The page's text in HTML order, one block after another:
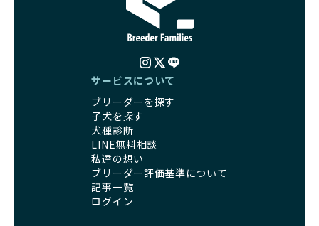
遺伝的なリスクを最小限に抑えた繁殖計画、栄養バランスが
考えられた食事、子犬がのびのびと動ける適度な運動環境、
その結果、BreederFamiliesを通じてお迎えする子犬は、元
気で健康なスタートを切れることが大きな魅力です。
子犬の社会性は、家庭でのしつけをスムーズにする重要なポ
イントです。BreederFamiliesのブリーダーは、母犬や兄弟
犬、人との触れ合いの時間をしっかり確保し、子犬が自然に
コミュニケーション能力を身につけられるよう育てていま
家庭に迎えたその日から、すでに社会性の基盤ができている
ため、新しい環境にもスムーズに適応できます。
これにより、飼い主さんにとっても安心してスタートできる
事管理もしっかり行い、成長に必要な栄養を確保するなど、
ワンちゃんの健康を第一にした繁殖を心がけています。
引退犬とは、繁殖期を終えたワンちゃんたちのことを指しま
優良ブリーダーは、引退犬も家族の一員として、彼らの幸せ
を願っています。よって、引退後も自宅で飼育を続けるか、
信頼できる相手に譲渡するなど、ワンちゃんが幸せに暮らせ
るように配慮します。
一方、営利優先ブリーダーは引退犬を「コスト」として考
え、早く手放すことを考えます。場合によっては、悪徳保護
団体に引き渡されることもあり、ワンちゃんの生活が不安定
サービスについて
ブリーダーを探す
子犬を探す
犬種診断
LINE無料相談
私達の想い
ブリーダー評価基準について
記事一覧
ログイン